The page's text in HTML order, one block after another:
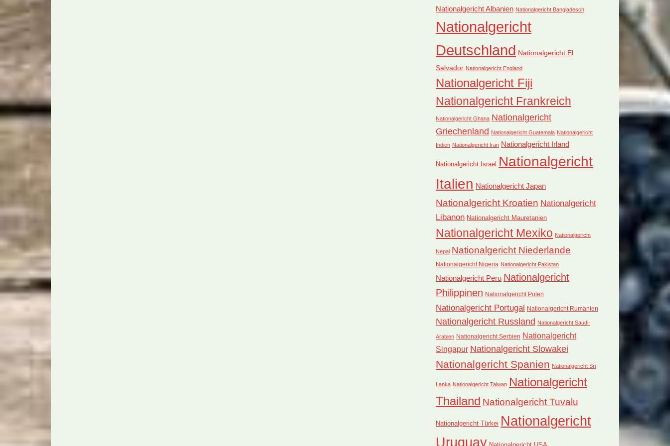
Nationalgericht Albanien Nationalgericht Bangladesch
Nationalgericht
Deutschland Nationalgericht El
Salvador Nationalgericht England
Nationalgericht Fiji
Nationalgericht Frankreich
Nationalgericht Ghana Nationalgericht
Griechenland Nationalgericht Guatemala Nationalgericht
Indien Nationalgericht Iran Nationalgericht Irland
Nationalgericht Israel Nationalgericht
Italien Nationalgericht Japan
Nationalgericht Kroatien Nationalgericht
Libanon Nationalgericht Mauretanien
Nationalgericht Mexiko Nationalgericht
Nepal Nationalgericht Niederlande
Nationalgericht Nigeria Nationalgericht Pakistan
Nationalgericht Peru Nationalgericht
Philippinen Nationalgericht Polen
Nationalgericht Portugal Nationalgericht Rumänien
Nationalgericht Russland Nationalgericht Saudi-
Arabien Nationalgericht Serbien Nationalgericht
Singapur Nationalgericht Slowakei
Nationalgericht Spanien Nationalgericht Sri
Lanka Nationalgericht Taiwan Nationalgericht
Thailand Nationalgericht Tuvalu
Nationalgericht Türkei Nationalgericht
Uruguay